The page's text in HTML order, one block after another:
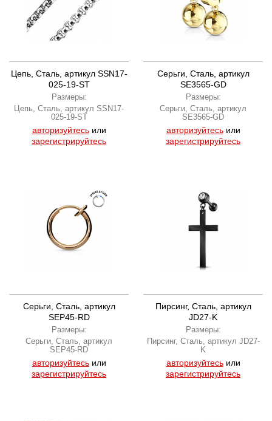
Цепь, Сталь, артикул SSN17-
025-19-ST
Размеры:
Цепь, Сталь, артикул SSN17-
025-19-ST
авторизуйтесьили
зарегистрируйтесь
Серьги, Сталь, артикул
SE3565-GD
Размеры:
Серьги, Сталь, артикул
SE3565-GD
авторизуйтесьили
зарегистрируйтесь
Серьги, Сталь, артикул
SEP45-RD
Размеры:
Серьги, Сталь, артикул
SEP45-RD
авторизуйтесьили
зарегистрируйтесь
Пирсинг, Сталь, артикул
JD27-K
Размеры:
Пирсинг, Сталь, артикул JD27-
K
авторизуйтесьили
зарегистрируйтесь